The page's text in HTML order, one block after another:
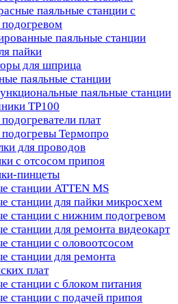
паяльные станции с
паяльные станции
пайки
для шприца
паяльные станции
паяльные станции
TP100
плат
Термопро
для проводов
с отсосом припоя
пинцеты
станции ATTEN MS
станции для пайки микросхем
станции с нижним подогревом
станции для ремонта видеокарт
станции с оловоотсосом
станции для ремонта
плат
станции с блоком питания
станции с подачей припоя